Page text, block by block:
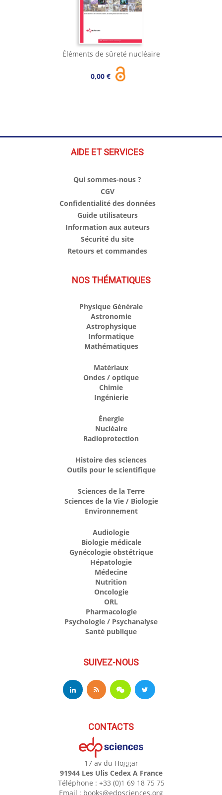
Éléments de sûreté nucléaire
0,00 €
AIDE ET SERVICES
Qui sommes-nous ?
CGV
Confidentialité des données
Guide utilisateurs
Information aux auteurs
Sécurité du site
Retours et commandes
NOS THÉMATIQUES
Physique Générale
Astronomie
Astrophysique
Informatique
Mathématiques
Matériaux
Ondes / optique
Chimie
Ingénierie
Énergie
Nucléaire
Radioprotection
Histoire des sciences
Outils pour le scientifique
Sciences de la Terre
Sciences de la Vie / Biologie
Environnement
Audiologie
Biologie médicale
Gynécologie obstétrique
Hépatologie
Médecine
Nutrition
Oncologie
ORL
Pharmacologie
Psychologie / Psychanalyse
Santé publique
SUIVEZ-NOUS
CONTACTS
17 av du Hoggar
91944 Les Ulis Cedex A France
Téléphone : +33 (0)1 69 18 75 75
Email : books@edpsciences.org